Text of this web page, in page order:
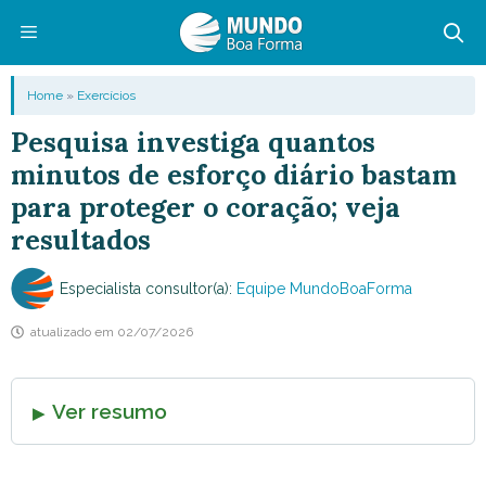
conteúdo
Menu
Home » Exercícios
Pesquisa investiga quantos
minutos de esforço diário bastam
para proteger o coração; veja
resultados
Especialista consultor(a): Equipe MundoBoaForma
atualizado em 02/07/2026
Ver resumo